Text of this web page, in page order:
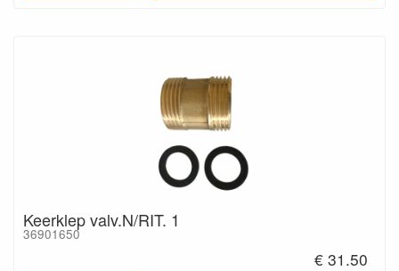
Keerklep valv.N/RIT. 1
36901650
€ 31.50